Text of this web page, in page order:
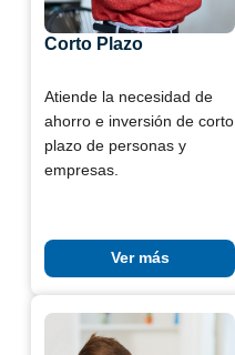
Corto Plazo
Atiende la necesidad de
ahorro e inversión de corto
plazo de personas y
empresas.
Ver más